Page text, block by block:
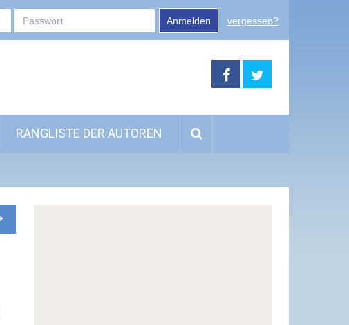
Anmelden vergessen?
RANGLISTE DER AUTOREN